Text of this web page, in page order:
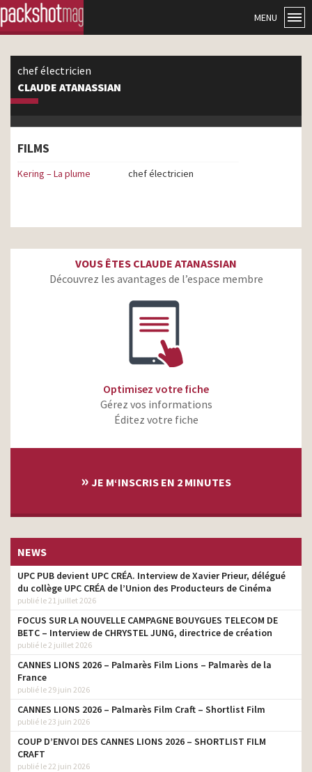
MENU
chef électricien
CLAUDE ATANASSIAN
FILMS
Kering – La plume chef électricien
VOUS ÊTES CLAUDE ATANASSIAN
Découvrez les avantages de l’espace membre
Optimisez votre fiche
Gérez vos informations
Éditez votre fiche
» JE M‘INSCRIS EN 2 MINUTES
NEWS
UPC PUB devient UPC CRÉA. Interview de Xavier Prieur, délégué
du collège UPC CRÉA de l’Union des Producteurs de Cinéma
publié le 21 juillet 2026
FOCUS SUR LA NOUVELLE CAMPAGNE BOUYGUES TELECOM DE
BETC – Interview de CHRYSTEL JUNG, directrice de création
publié le 2 juillet 2026
CANNES LIONS 2026 – Palmarès Film Lions – Palmarès de la
France
publié le 29 juin 2026
CANNES LIONS 2026 – Palmarès Film Craft – Shortlist Film
publié le 23 juin 2026
COUP D’ENVOI DES CANNES LIONS 2026 – SHORTLIST FILM
CRAFT
publié le 22 juin 2026